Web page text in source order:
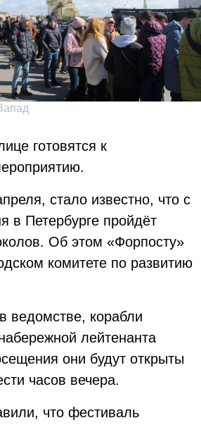
готовятся к
стало известно, что с
в Петербурге пройдёт
Об этом «Форпосту»
комитете по развитию
ведомстве, корабли
лейтенанта
они будут открыты
часов вечера.
что фестиваль